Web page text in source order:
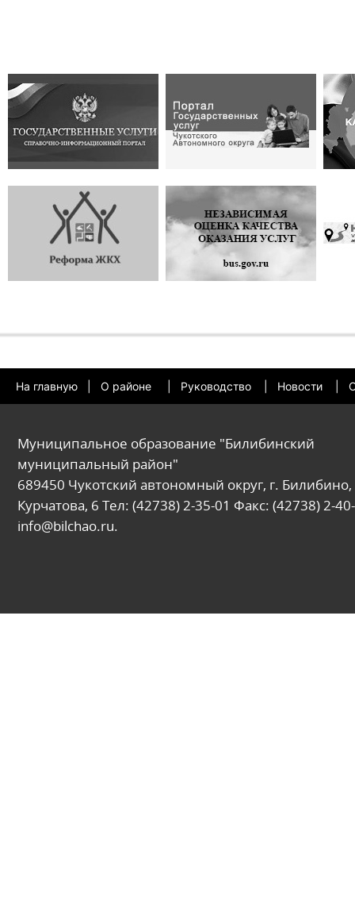
На главную О районе Руководство Новости
Муниципальное образование "Билибинский
муниципальный район"
689450 Чукотский автономный округ, г. Билибино,
Курчатова, 6 Тел: (42738) 2-35-01 Факс: (42738) 2-
info@bilchao.ru.